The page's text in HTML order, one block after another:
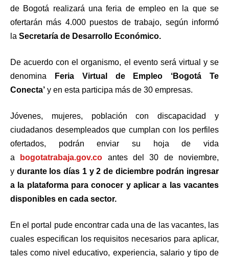
de Bogotá realizará una feria de empleo en la que se
ofertarán más 4.000 puestos de trabajo, según informó
la Secretaría de Desarrollo Económico.
De acuerdo con el organismo, el evento será virtual y se
denomina Feria Virtual de Empleo ‘Bogotá Te
Conecta’ y en esta participa más de 30 empresas.
Jóvenes, mujeres, población con discapacidad y
ciudadanos desempleados que cumplan con los perfiles
ofertados, podrán enviar su hoja de vida
a
bogotatrabaja.gov.co antes del 30 de noviembre,
y durante los días 1 y 2 de diciembre podrán ingresar
a la plataforma para conocer y aplicar a las vacantes
disponibles en cada sector.
En el portal pude encontrar cada una de las vacantes, las
cuales especifican los requisitos necesarios para aplicar,
tales como nivel educativo, experiencia, salario y tipo de